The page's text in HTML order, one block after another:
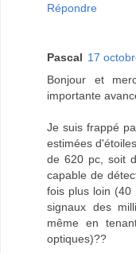
Répondre
Pascal 17
Bonjour et
importante
Je suis frappé
estimées
de 620 pc, soit
capable de
fois plus loin (40
signaux des
même en
optiques)??